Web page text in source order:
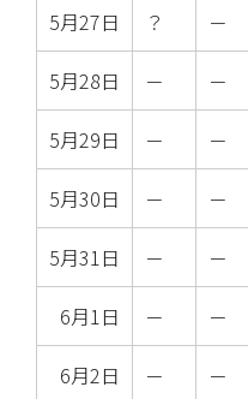
5月27日 ？ －
5月28日 － －
5月29日 － －
5月30日 － －
5月31日 － －
6月1日 － －
6月2日 － －